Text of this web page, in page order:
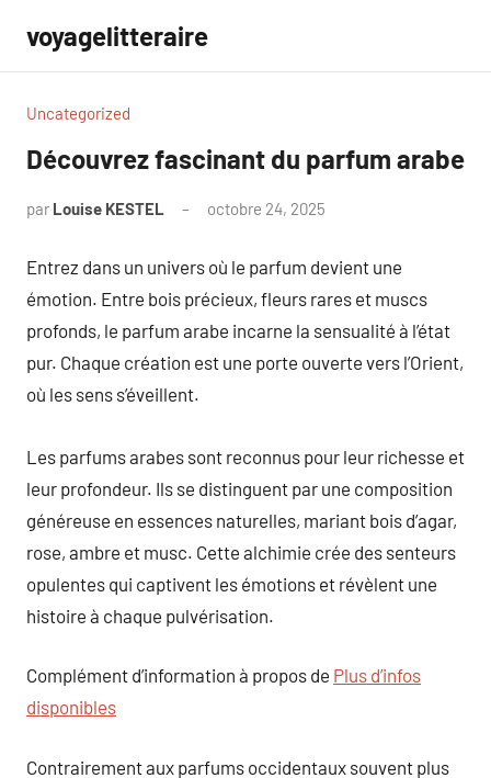
contenu
voyagelitteraire
Uncategorized
Découvrez fascinant du parfum arabe
par Louise KESTEL octobre 24, 2025
Entrez dans un univers où le parfum devient une
émotion. Entre bois précieux, fleurs rares et muscs
profonds, le parfum arabe incarne la sensualité à l’état
pur. Chaque création est une porte ouverte vers l’Orient,
où les sens s’éveillent.
Les parfums arabes sont reconnus pour leur richesse et
leur profondeur. Ils se distinguent par une composition
généreuse en essences naturelles, mariant bois d’agar,
rose, ambre et musc. Cette alchimie crée des senteurs
opulentes qui captivent les émotions et révèlent une
histoire à chaque pulvérisation.
Complément d’information à propos de Plus d’infos
disponibles
Contrairement aux parfums occidentaux souvent plus